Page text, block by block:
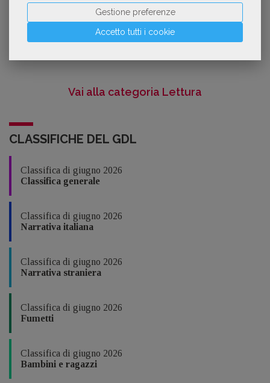
Accetto tutti i cookie
Gestione preferenze
comunicazione digital e social.
Vai alla categoria Lettura
CLASSIFICHE DEL GDL
Classifica di giugno 2026
Classifica generale
Classifica di giugno 2026
Narrativa italiana
Classifica di giugno 2026
Narrativa straniera
Classifica di giugno 2026
Fumetti
Classifica di giugno 2026
Bambini e ragazzi